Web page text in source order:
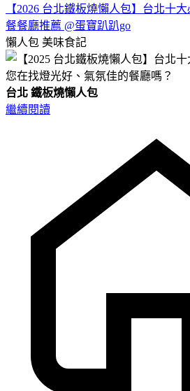
【2026 台北鐵板燒懶人包】台北十
餐餐廳推薦 @蛋寶趴趴go
懶人包 美味食記
您在找燈光好、氣氛佳的餐廳嗎？
台北 鐵板燒懶人包
繼續閱讀